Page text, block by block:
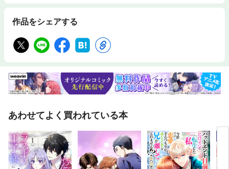
作品をシェアする
あわせてよく買われている本